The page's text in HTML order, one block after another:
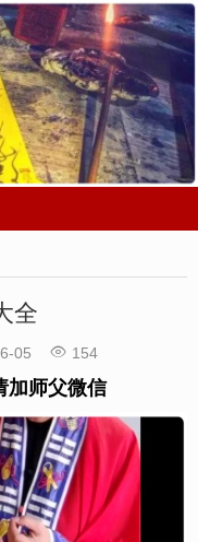
全
05  154
加师父微信